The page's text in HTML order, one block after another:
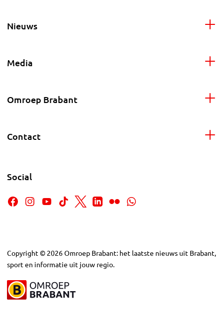
Nieuws
Media
Omroep Brabant
Contact
Social
Copyright © 2026Omroep Brabant: het laatste nieuws uit Brabant,
sport en informatie uit jouw regio.